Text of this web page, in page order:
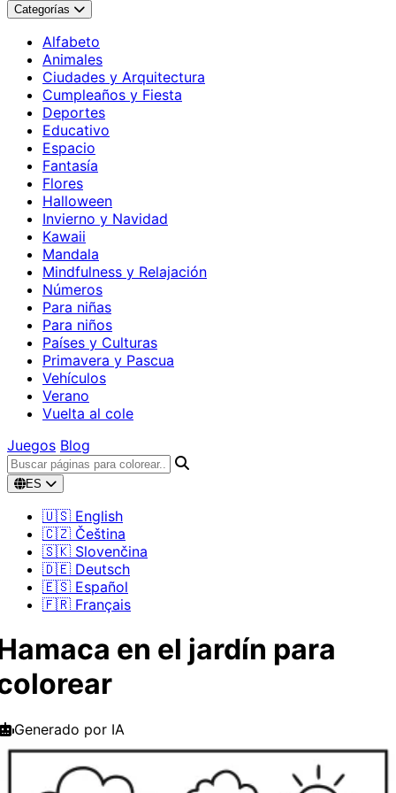
Categorías
Alfabeto
Animales
Ciudades y Arquitectura
Cumpleaños y Fiesta
Deportes
Educativo
Espacio
Fantasía
Flores
Halloween
Invierno y Navidad
Kawaii
Mandala
Mindfulness y Relajación
Números
Para niñas
Para niños
Países y Culturas
Primavera y Pascua
Vehículos
Verano
Vuelta al cole
Juegos Blog
ES
🇺🇸 English
🇨🇿 Čeština
🇸🇰 Slovenčina
🇩🇪 Deutsch
🇪🇸 Español
🇫🇷 Français
en el jardín para
Generado por IA